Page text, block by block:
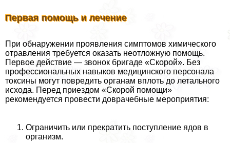
Первая помощь и лечение
При обнаружении проявления симптомов химического
отравления требуется оказать неотложную помощь.
Первое действие — звонок бригаде «Скорой». Без
профессиональных навыков медицинского персонала
токсины могут повредить органам вплоть до летального
исхода. Перед приездом «Скорой помощи»
рекомендуется провести доврачебные мероприятия:
Ограничить или прекратить поступление ядов в
организм.